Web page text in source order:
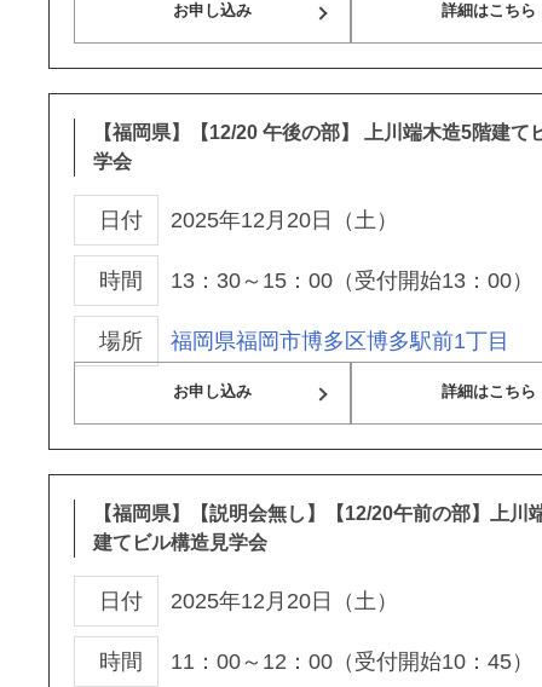
お申し込み 詳細はこちら
【福岡県】【12/20 午後の部】 上川端木造5階建て
学会
日付 2025年12月20日（土）
時間 13：30～15：00（受付開始13：00）
場所 福岡県福岡市博多区博多駅前1丁目
お申し込み 詳細はこちら
【福岡県】【説明会無し】【12/20午前の部】上川
建てビル構造見学会
日付 2025年12月20日（土）
時間 11：00～12：00（受付開始10：45）